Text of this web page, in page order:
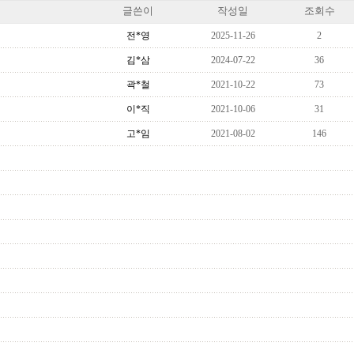
글쓴이 작성일 조회수
전*영 2025-11-26 2
김*삼 2024-07-22 36
곽*철 2021-10-22 73
이*직 2021-10-06 31
고*임 2021-08-02 146